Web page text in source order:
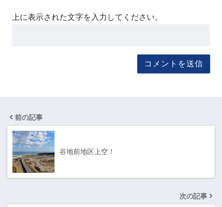
上に表示された文字を入力してください。
前の記事
谷地前地区上空！
次の記事